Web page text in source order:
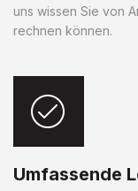
uns wissen Sie von
rechnen können.
Umfassende